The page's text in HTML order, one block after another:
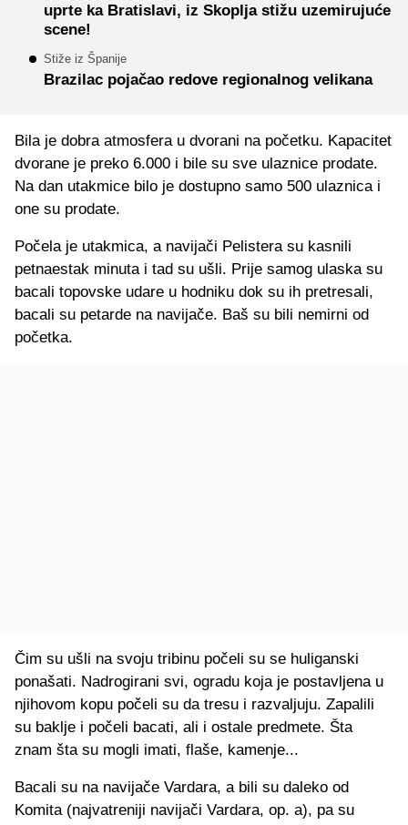
uprte ka Bratislavi, iz Skoplja stižu uzemirujuće
scene!
Stiže iz Španije
Brazilac pojačao redove regionalnog velikana
Bila je dobra atmosfera u dvorani na početku. Kapacitet
dvorane je preko 6.000 i bile su sve ulaznice prodate.
Na dan utakmice bilo je dostupno samo 500 ulaznica i
one su prodate.
Počela je utakmica, a navijači Pelistera su kasnili
petnaestak minuta i tad su ušli. Prije samog ulaska su
bacali topovske udare u hodniku dok su ih pretresali,
bacali su petarde na navijače. Baš su bili nemirni od
početka.
Čim su ušli na svoju tribinu počeli su se huliganski
ponašati. Nadrogirani svi, ogradu koja je postavljena u
njihovom kopu počeli su da tresu i razvaljuju. Zapalili
su baklje i počeli bacati, ali i ostale predmete. Šta
znam šta su mogli imati, flaše, kamenje...
Bacali su na navijače Vardara, a bili su daleko od
Komita (najvatreniji navijači Vardara, op. a), pa su